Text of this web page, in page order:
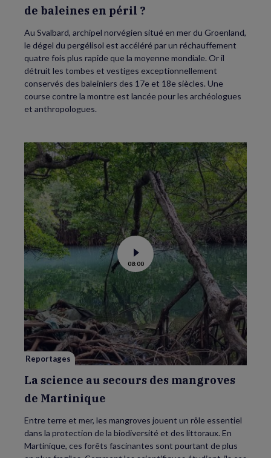
de baleines en péril ?
Au Svalbard, archipel norvégien situé en mer du Groenland,
le dégel du pergélisol est accéléré par un réchauffement
quatre fois plus rapide que la moyenne mondiale. Or il
détruit les tombes et vestiges exceptionnellement
conservés des baleiniers des 17e et 18e siècles. Une
course contre la montre est lancée pour les archéologues
et anthropologues.
Voir
la
vidéo
de
La
science
au
secours
des
mangroves
de
Martinique
08:00
Reportages
La science au secours des mangroves
de Martinique
Entre terre et mer, les mangroves jouent un rôle essentiel
dans la protection de la biodiversité et des littoraux. En
Martinique, ces forêts fascinantes sont pourtant de plus